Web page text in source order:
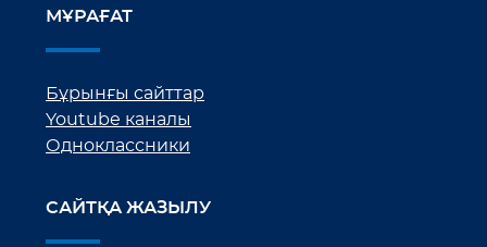
МҰРАҒАТ
Бұрынғы сайттар
Youtube каналы
Одноклассники
САЙТҚА ЖАЗЫЛУ